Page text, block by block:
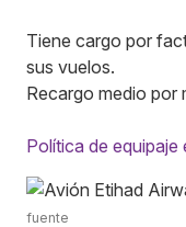
Tiene cargo por
sus vuelos.
Recargo medio por
Política de equipaje
fuente